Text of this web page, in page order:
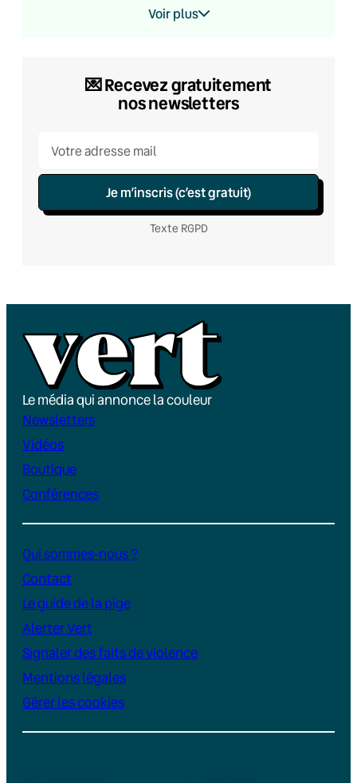
Voir plus
💌 Recevez gratuitement
nos newsletters
Je m’inscris (c’est gratuit)
Texte RGPD
Le média qui annonce la couleur
Newsletters
Vidéos
Boutique
Conférences
Qui sommes-nous ?
Contact
Le guide de la pige
Alerter Vert
Signaler des faits de violence
Mentions légales
Gérer les cookies